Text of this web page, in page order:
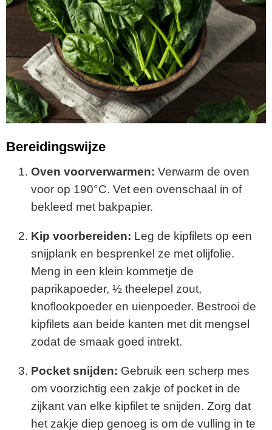
Bereidingswijze
Oven voorverwarmen: Verwarm de oven
voor op 190°C. Vet een ovenschaal in of
bekleed met bakpapier.
Kip voorbereiden: Leg de kipfilets op een
snijplank en besprenkel ze met olijfolie.
Meng in een klein kommetje de
paprikapoeder, ½ theelepel zout,
knoflookpoeder en uienpoeder. Bestrooi de
kipfilets aan beide kanten met dit mengsel
zodat de smaak goed intrekt.
Pocket snijden: Gebruik een scherp mes
om voorzichtig een zakje of pocket in de
zijkant van elke kipfilet te snijden. Zorg dat
het zakje diep genoeg is om de vulling in te